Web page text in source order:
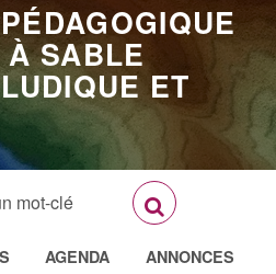
SABLE
ET
AGENDA ANNONCES